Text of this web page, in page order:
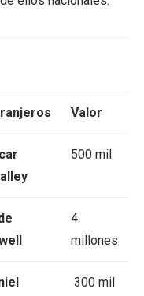
Valor
500 mil
4
millones
300 mil